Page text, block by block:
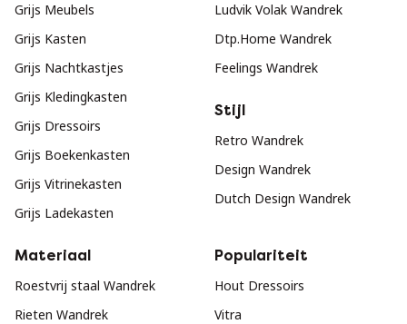
Grijs Meubels
Grijs Kasten
Grijs Nachtkastjes
Grijs Kledingkasten
Grijs Dressoirs
Grijs Boekenkasten
Grijs Vitrinekasten
Grijs Ladekasten
Ludvik Volak Wandrek
Dtp.Home Wandrek
Feelings Wandrek
Stijl
Retro Wandrek
Design Wandrek
Dutch Design Wandrek
Materiaal
Roestvrij staal Wandrek
Rieten Wandrek
Populariteit
Hout Dressoirs
Vitra